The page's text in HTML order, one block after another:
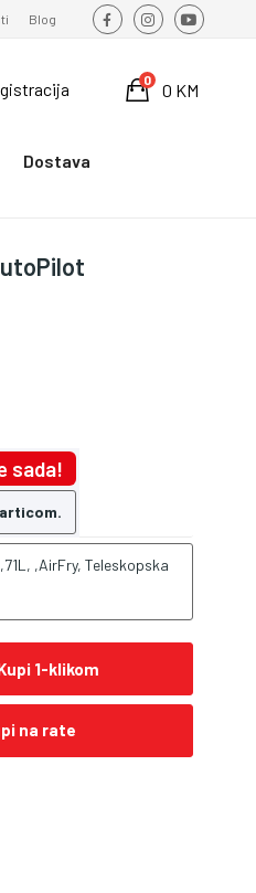
Blog
0 KM
0
Dostava
sada!
,AirFry, Teleskopska
1-klikom
na rate